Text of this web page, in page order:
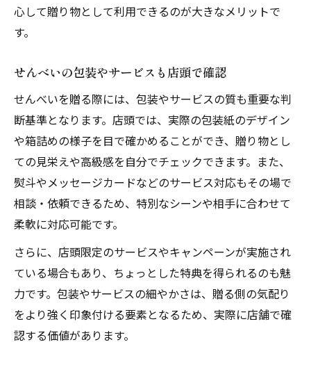
心して贈り物として利用できるのが大きなメリットで
す。
せんべいの包装やサービスも店頭で確認
せんべいを贈る際には、包装やサービスの質も重要な判
断基準となります。店頭では、実際の包装紙のデザイン
や箱詰めの様子を目で確かめることができ、贈り物とし
ての見栄えや高級感を自分でチェックできます。また、
熨斗やメッセージカードなどのサービス対応もその場で
相談・依頼できるため、特別なシーンや相手に合わせて
柔軟に対応可能です。
さらに、店頭限定のサービスやキャンペーンが実施され
ている場合もあり、ちょっとした特典を得られるのも魅
力です。包装やサービスの細やかさは、贈る側の気配り
をより強く印象付ける要素となるため、実際に店舗で確
認する価値があります。